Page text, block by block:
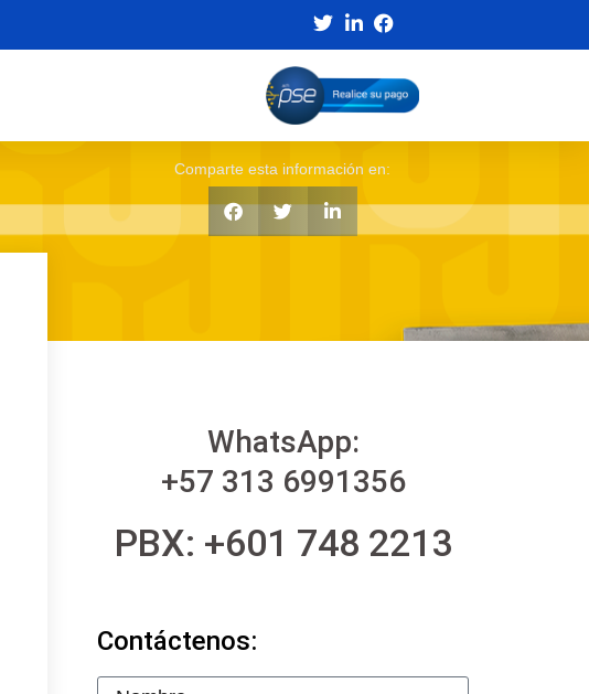
Comparte esta información en:
WhatsApp:
+57 313 6991356
PBX: +601 748 2213
Contáctenos: